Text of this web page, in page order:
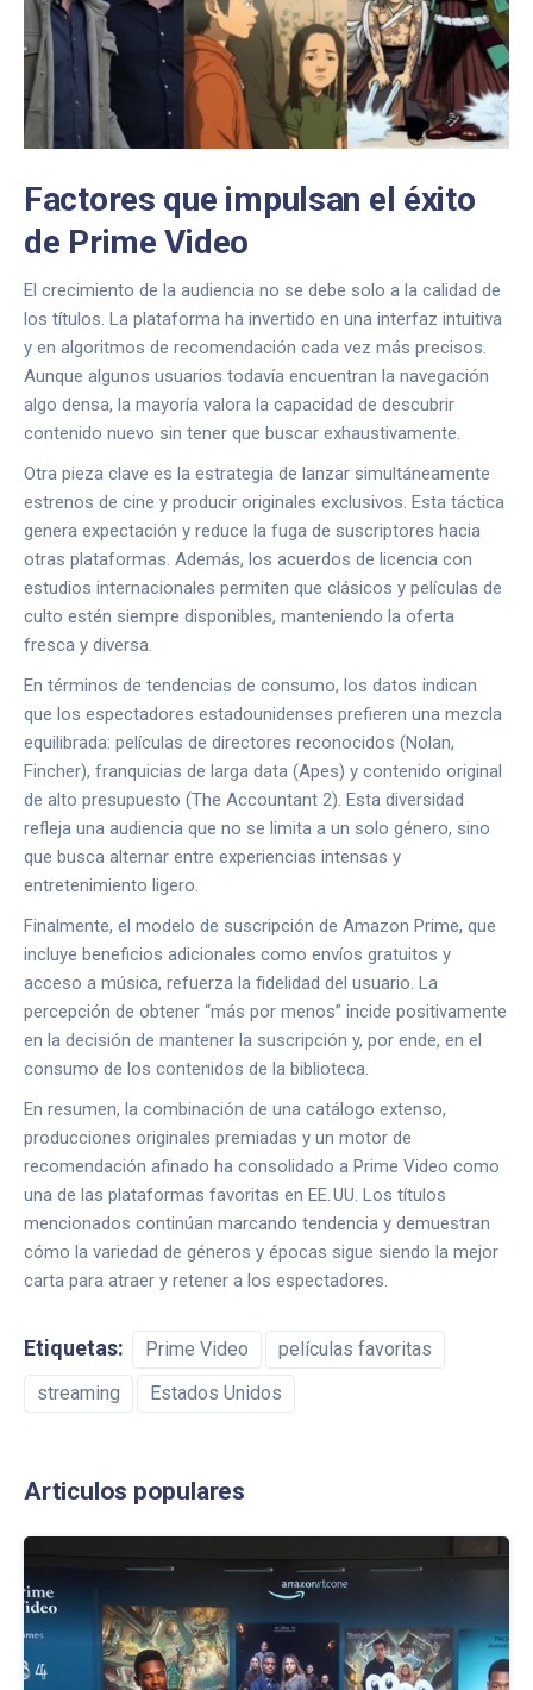
Factores que impulsan el éxito
de Prime Video
El crecimiento de la audiencia no se debe solo a la calidad de
los títulos. La plataforma ha invertido en una interfaz intuitiva
y en algoritmos de recomendación cada vez más precisos.
Aunque algunos usuarios todavía encuentran la navegación
algo densa, la mayoría valora la capacidad de descubrir
contenido nuevo sin tener que buscar exhaustivamente.
Otra pieza clave es la estrategia de lanzar simultáneamente
estrenos de cine y producir originales exclusivos. Esta táctica
genera expectación y reduce la fuga de suscriptores hacia
otras plataformas. Además, los acuerdos de licencia con
estudios internacionales permiten que clásicos y películas de
culto estén siempre disponibles, manteniendo la oferta
fresca y diversa.
En términos de tendencias de consumo, los datos indican
que los espectadores estadounidenses prefieren una mezcla
equilibrada: películas de directores reconocidos (Nolan,
Fincher), franquicias de larga data (Apes) y contenido original
de alto presupuesto (The Accountant 2). Esta diversidad
refleja una audiencia que no se limita a un solo género, sino
que busca alternar entre experiencias intensas y
entretenimiento ligero.
Finalmente, el modelo de suscripción de Amazon Prime, que
incluye beneficios adicionales como envíos gratuitos y
acceso a música, refuerza la fidelidad del usuario. La
percepción de obtener “más por menos” incide positivamente
en la decisión de mantener la suscripción y, por ende, en el
consumo de los contenidos de la biblioteca.
En resumen, la combinación de una catálogo extenso,
producciones originales premiadas y un motor de
recomendación afinado ha consolidado a Prime Video como
una de las plataformas favoritas en EE. UU. Los títulos
mencionados continúan marcando tendencia y demuestran
cómo la variedad de géneros y épocas sigue siendo la mejor
carta para atraer y retener a los espectadores.
Etiquetas: Prime Video
películas favoritas
streaming
Estados Unidos
Articulos populares